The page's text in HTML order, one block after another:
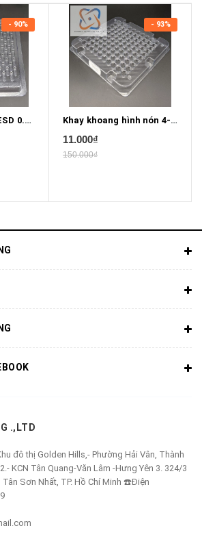
- 90%
Khay vận chuyển ESD 0.44mm X 0.1mm
- 93%
Khay khoang hình nón 4-15/16" x 4-15/16"
11.000₫
150.000₫
.,LTD
đô thị Golden Hills,- Phường Hải Vân, Thành
KCN Tân Quang-Văn Lâm -Hưng Yên 3. 324/3
Sơn Nhất, TP. Hồ Chí Minh ☎️Điện